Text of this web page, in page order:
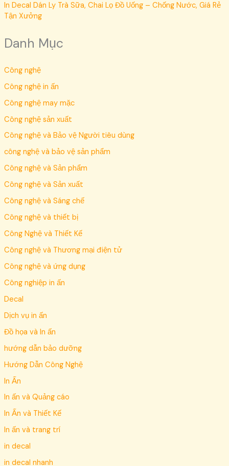
In Decal Dán Ly Trà Sữa, Chai Lọ Đồ Uống – Chống Nước, Giá Rẻ
Tận Xưởng
Danh Mục
Công nghệ
Công nghệ in ấn
Công nghệ may mặc
Công nghệ sản xuất
Công nghệ và Bảo vệ Người tiêu dùng
công nghệ và bảo vệ sản phẩm
Công nghệ và Sản phẩm
Công nghệ và Sản xuất
Công nghệ và Sáng chế
Công nghệ và thiết bị
Công Nghệ và Thiết Kế
Công nghệ và Thương mại điện tử
Công nghệ và ứng dụng
Công nghiệp in ấn
Decal
Dịch vụ in ấn
Đồ họa và In ấn
hướng dẫn bảo dưỡng
Hướng Dẫn Công Nghệ
In Ấn
In ấn và Quảng cáo
In Ấn và Thiết Kế
In ấn và trang trí
in decal
in decal nhanh